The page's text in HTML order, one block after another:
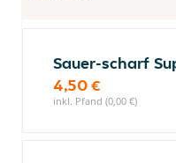
Sauer-scharf
4,50 €
inkl. Pfand (0,00 €)